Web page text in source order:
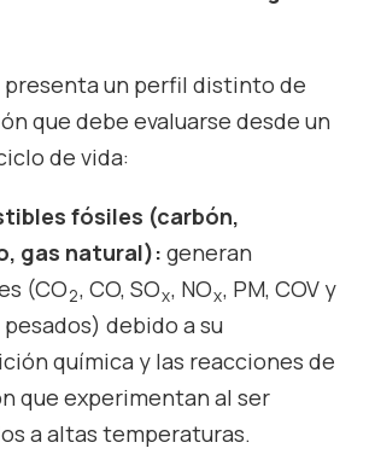
presenta un perfil distinto de
que debe evaluarse desde un
de vida:
fósiles (carbón,
gas natural): generan
(CO2, CO, SOx, NOx, PM, COV y
debido a su
química y las reacciones de
que experimentan al ser
a altas temperaturas.